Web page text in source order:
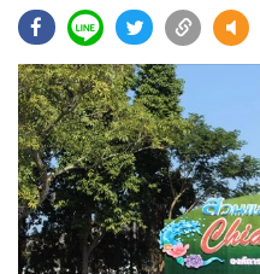
• ผู้จัดกวน
• Good health & Well-being
• Green Innovation & SD
• Management & HR
• MGR Live
• Infographic
• การเมือง